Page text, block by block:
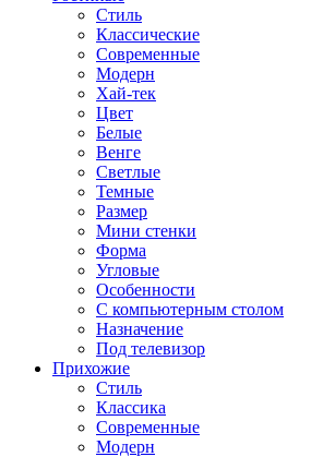
Стиль
Классические
Современные
Модерн
Хай-тек
Цвет
Белые
Венге
Светлые
Темные
Размер
Мини стенки
Форма
Угловые
Особенности
С компьютерным столом
Назначение
Под телевизор
Прихожие
Стиль
Классика
Современные
Модерн